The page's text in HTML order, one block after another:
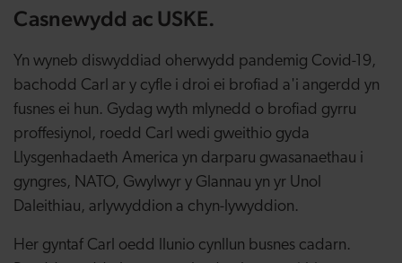
Casnewydd ac USKE.
Yn wyneb diswyddiad oherwydd pandemig Covid-19,
bachodd Carl ar y cyfle i droi ei brofiad a'i angerdd yn
fusnes ei hun. Gydag wyth mlynedd o brofiad gyrru
proffesiynol, roedd Carl wedi gweithio gyda
Llysgenhadaeth America yn darparu gwasanaethau i
gyngres, NATO, Gwylwyr y Glannau yn yr Unol
Daleithiau, arlywyddion a chyn-lywyddion.
Her gyntaf Carl oedd llunio cynllun busnes cadarn.